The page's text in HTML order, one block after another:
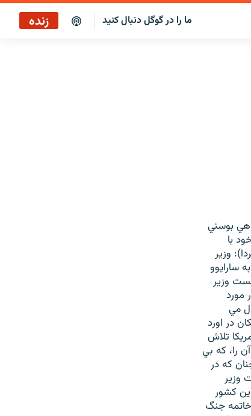
ما را در گوگل دنبال کنید زنده
بوسني
با
وزير
سارايوو
وزير
مورد
مي
در اورد
تلاش
را، که بي
که در
وزير
کشور
خاتمه جنگ